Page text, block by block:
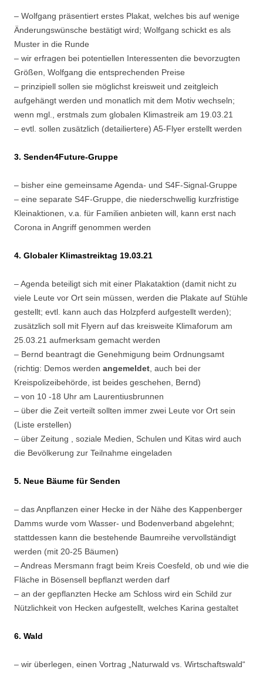
– Wolfgang präsentiert erstes Plakat, welches bis auf wenige
Änderungswünsche bestätigt wird; Wolfgang schickt es als
Muster in die Runde
– wir erfragen bei potentiellen Interessenten die bevorzugten
Größen, Wolfgang die entsprechenden Preise
– prinzipiell sollen sie möglichst kreisweit und zeitgleich
aufgehängt werden und monatlich mit dem Motiv wechseln;
wenn mgl., erstmals zum globalen Klimastreik am 19.03.21
– evtl. sollen zusätzlich (detailiertere) A5-Flyer erstellt werden
3. Senden4Future-Gruppe
– bisher eine gemeinsame Agenda- und S4F-Signal-Gruppe
– eine separate S4F-Gruppe, die niederschwellig kurzfristige
Kleinaktionen, v.a. für Familien anbieten will, kann erst nach
Corona in Angriff genommen werden
4. Globaler Klimastreiktag 19.03.21
– Agenda beteiligt sich mit einer Plakataktion (damit nicht zu
viele Leute vor Ort sein müssen, werden die Plakate auf Stühle
gestellt; evtl. kann auch das Holzpferd aufgestellt werden);
zusätzlich soll mit Flyern auf das kreisweite Klimaforum am
25.03.21 aufmerksam gemacht werden
– Bernd beantragt die Genehmigung beim Ordnungsamt
(richtig: Demos werden angemeldet , auch bei der
Kreispolizeibehörde, ist beides geschehen, Bernd)
– von 10 -18 Uhr am Laurentiusbrunnen
– über die Zeit verteilt sollten immer zwei Leute vor Ort sein
(Liste erstellen)
– über Zeitung , soziale Medien, Schulen und Kitas wird auch
die Bevölkerung zur Teilnahme eingeladen
5. Neue Bäume für Senden
– das Anpflanzen einer Hecke in der Nähe des Kappenberger
Damms wurde vom Wasser- und Bodenverband abgelehnt;
stattdessen kann die bestehende Baumreihe vervollständigt
werden (mit 20-25 Bäumen)
– Andreas Mersmann fragt beim Kreis Coesfeld, ob und wie die
Fläche in Bösensell bepflanzt werden darf
– an der gepflanzten Hecke am Schloss wird ein Schild zur
Nützlichkeit von Hecken aufgestellt, welches Karina gestaltet
6. Wald
– wir überlegen, einen Vortrag „Naturwald vs. Wirtschaftswald“